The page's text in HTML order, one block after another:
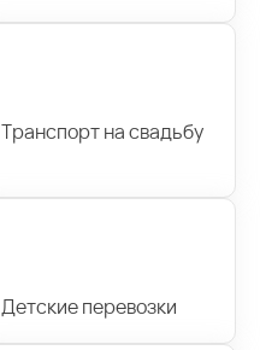
Транспорт на свадьбу
Детские перевозки